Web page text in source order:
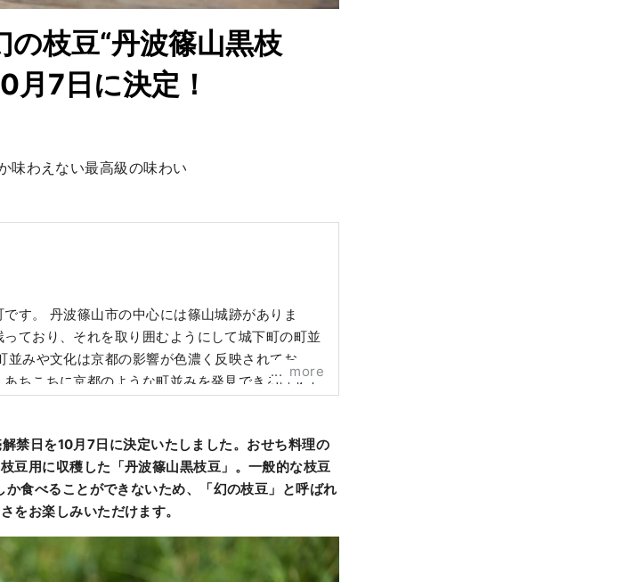
枝豆“丹波篠山黒枝
7日に決定！
味わえない最高級の味わい
す。 丹波篠山市の中心には篠山城跡がありま
ており、それを取り囲むようにして城下町の町並
並みや文化は京都の影響が色濃く反映されてお
ちこちに京都のような町並みを発見できるはずで
more
禁日を10月7日に決定いたしました。 おせち料理の
豆用に収穫した「丹波篠山黒枝豆」。一般的な枝豆
か食べることができないため、「幻の枝豆」と呼ばれ
をお楽しみいただけます。